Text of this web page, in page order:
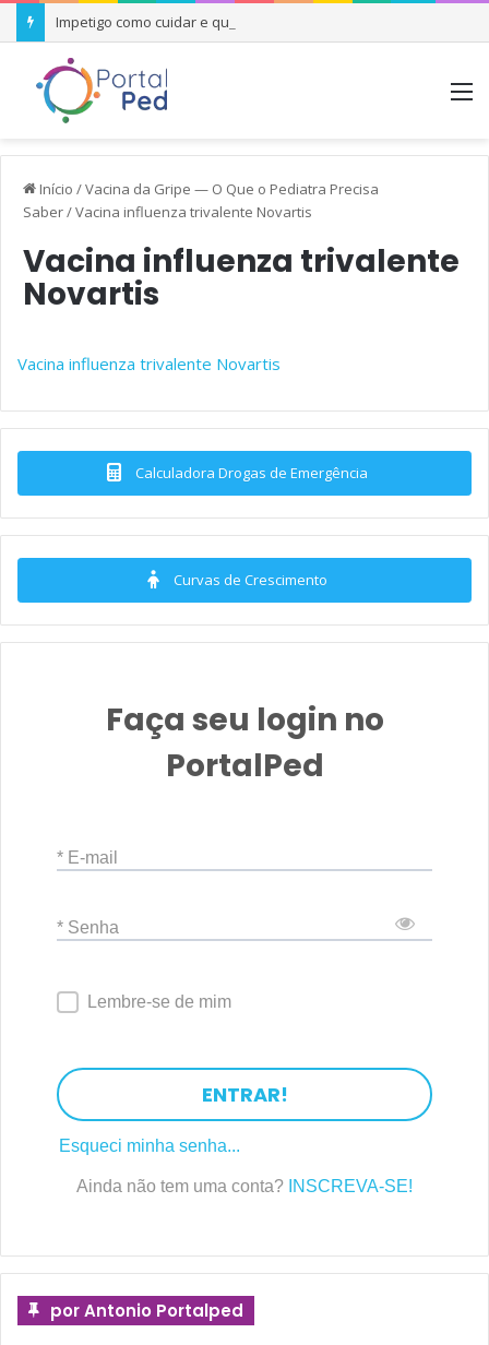
Impetigo como cuidar e quando se preocupar
Início /Vacina da Gripe — O Que o Pediatra Precisa
Saber/Vacina influenza trivalente Novartis
Vacina influenza trivalente
Novartis
Vacina influenza trivalente Novartis
Calculadora Drogas de Emergência
Curvas de Crescimento
Faça seu login no
PortalPed
* E-mail
* Senha
Lembre-se de mim
ENTRAR!
Esqueci minha senha...
Ainda não tem uma conta? INSCREVA-SE!
por Antonio Portalped